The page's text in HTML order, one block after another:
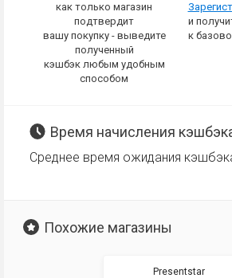
как только магазин
подтвердит
вашу покупку - выведите
полученный
кэшбэк любым удобным
способом
и
к
Время начисления
Среднее время ожидания
Похожие магазины
Presentstar